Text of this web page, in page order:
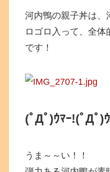
河内鴨の親子丼は、
ロゴロ入って、全体
です！
(ﾟДﾟ)ｳﾏｰ!(ﾟДﾟ)
うま～～い！！